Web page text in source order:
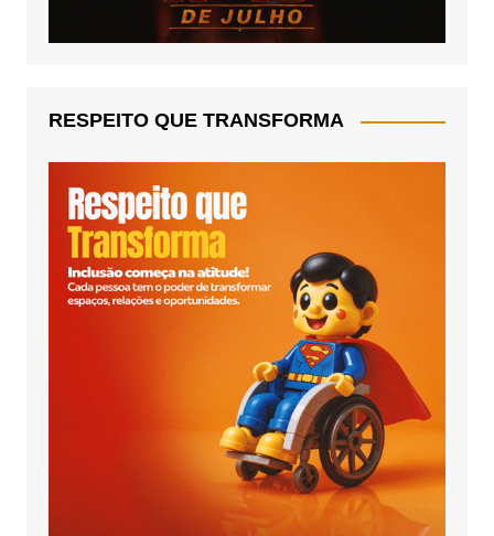
RESPEITO QUE TRANSFORMA